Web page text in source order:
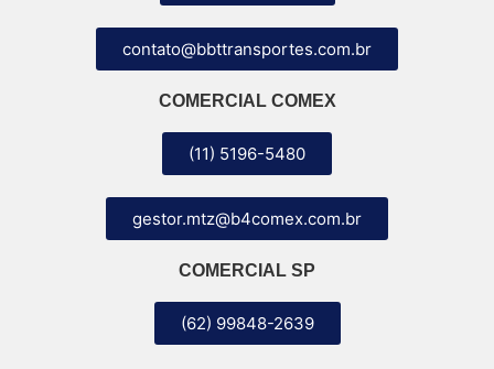
contato@bbttransportes.com.br
COMERCIAL COMEX
(11) 5196-5480
gestor.mtz@b4comex.com.br
COMERCIAL SP
(62) 99848-2639